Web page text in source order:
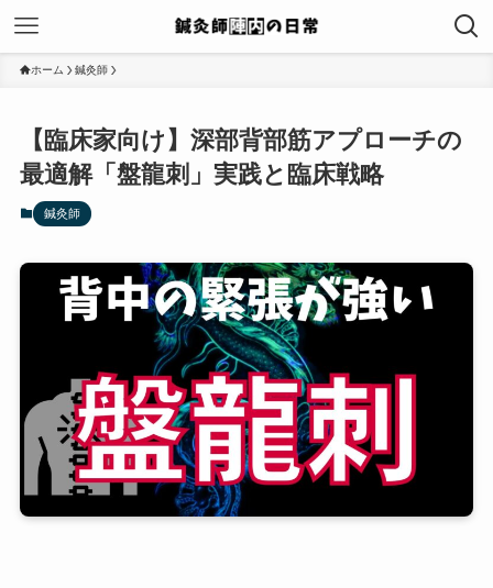
ホーム 鍼灸師
【臨床家向け】深部背部筋アプローチの
最適解「盤龍刺」実践と臨床戦略
鍼灸師